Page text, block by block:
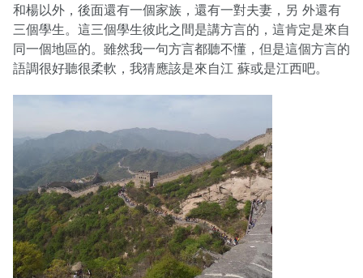
和楊以外，後面還有一個家族，還有一對夫妻，另 外還有
三個學生。這三個學生彼此之間是講方言的，這肯定是來自
同一個地區的。雖然我一句方言都聽不懂，但是這個方言的
語調很好聽很柔軟，我猜應該是來自江 蘇或是江西吧。